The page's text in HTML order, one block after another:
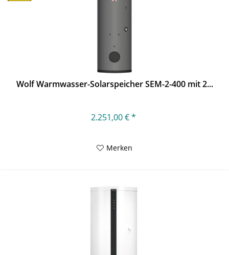
Wolf Warmwasser-Solarspeicher SEM-2-400 mit 2...
2.251,00 € *
Merken